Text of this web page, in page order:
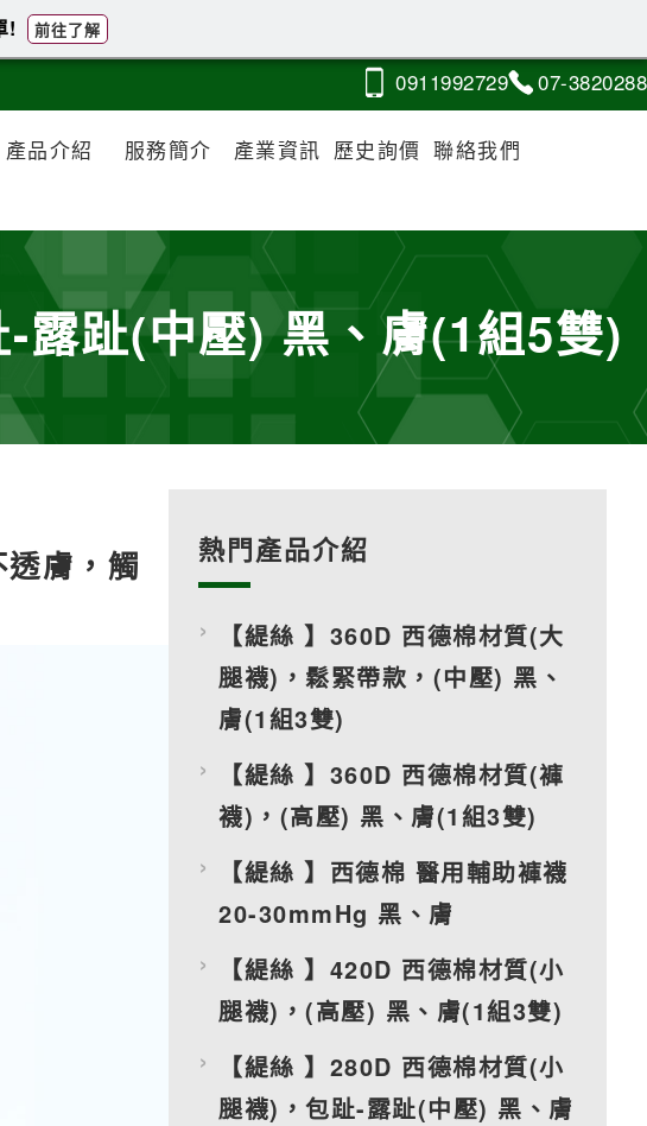
0911992729 07-3820288
產品介紹 服務簡介 產業資訊 歷史詢價 聯絡我們
露趾(中壓) 黑、膚(1組5雙)
膚，觸
熱門產品介紹
【緹絲 】360D 西德棉材質(大
腿襪)，鬆緊帶款，(中壓) 黑、
膚(1組3雙)
【緹絲 】360D 西德棉材質(褲
襪)，(高壓) 黑、膚(1組3雙)
【緹絲 】西德棉 醫用輔助褲襪
20-30mmHg 黑、膚
【緹絲 】420D 西德棉材質(小
腿襪)，(高壓) 黑、膚(1組3雙)
【緹絲 】280D 西德棉材質(小
腿襪)，包趾-露趾(中壓) 黑、膚
! 前往了解